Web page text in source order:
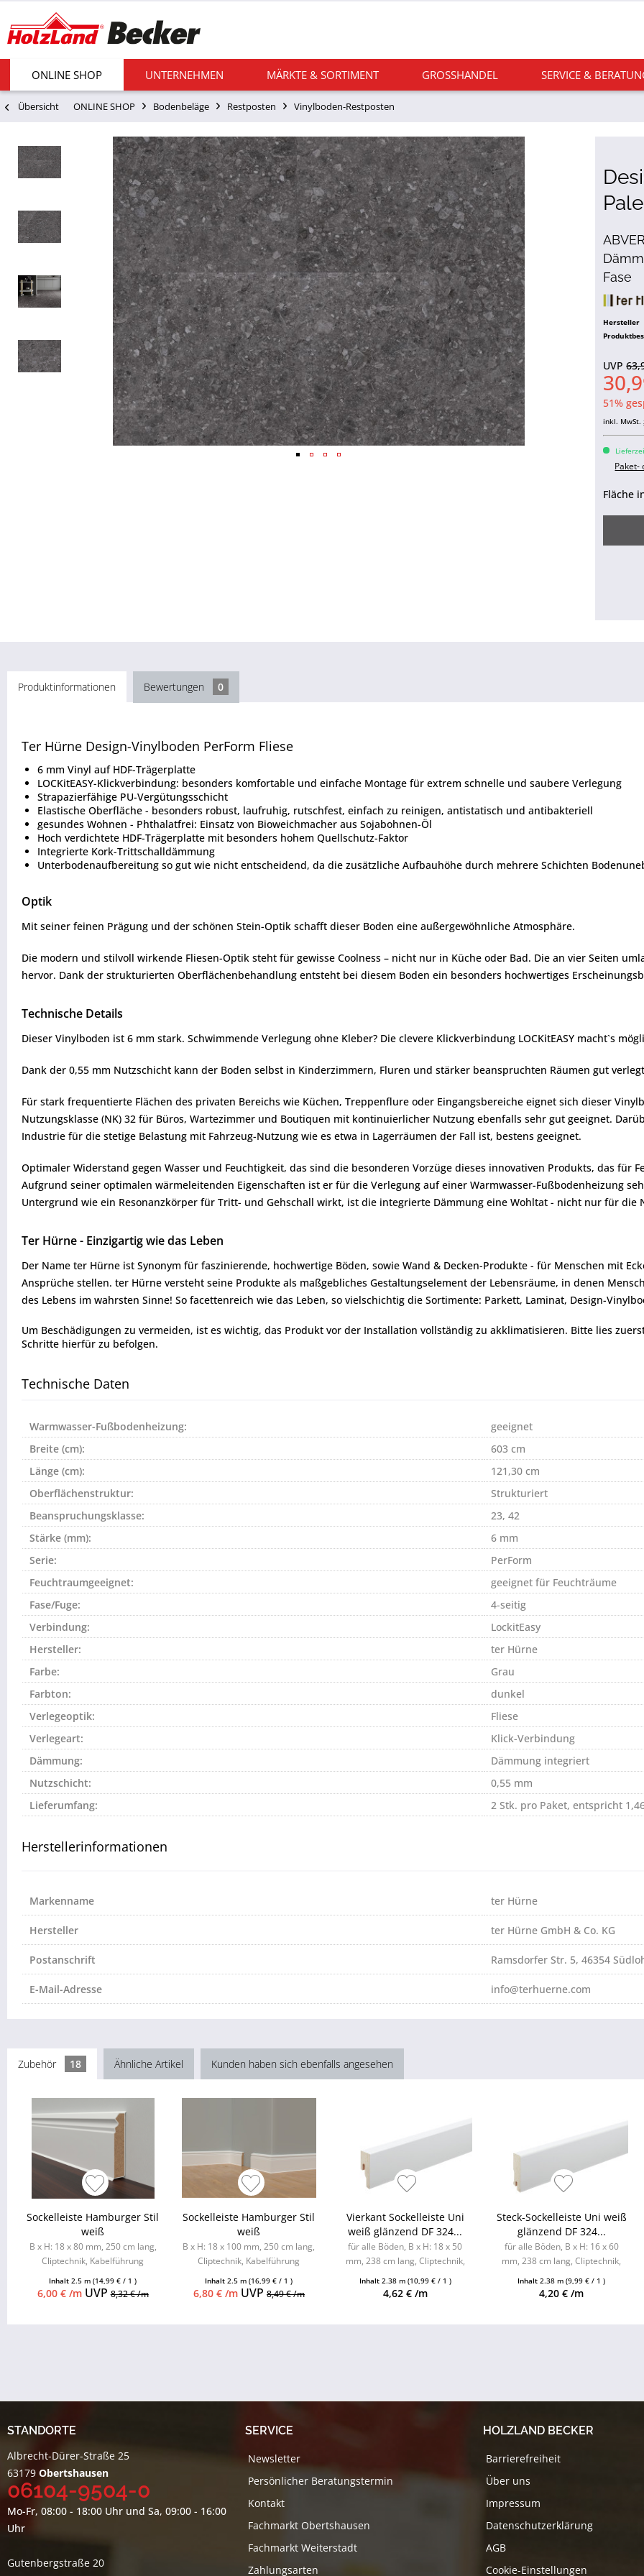
ONLINE SHOP UNTERNEHMEN MÄRKTE & SORTIMENT GROSSHANDEL SERVICE &
Übersicht ONLINE SHOP Bodenbeläge Restposten Vinylboden-Restposten
Fase
Hersteller
UVP
51%
inkl. MwSt.
Paket-
Fläche
Produktinformationen Bewertungen 0
Ter Hürne Design-Vinylboden PerForm Fliese
6 mm Vinyl auf HDF-Trägerplatte
LOCKitEASY-Klickverbindung: besonders komfortable und einfache Montage für extrem schnelle und saubere Verlegung
Strapazierfähige PU-Vergütungsschicht
Elastische Oberfläche - besonders robust, laufruhig, rutschfest, einfach zu reinigen, antistatisch und antibakteriell
gesundes Wohnen - Phthalatfrei: Einsatz von Bioweichmacher aus Sojabohnen-Öl
Hoch verdichtete HDF-Trägerplatte mit besonders hohem Quellschutz-Faktor
Integrierte Kork-Trittschalldämmung
Unterbodenaufbereitung so gut wie nicht entscheidend, da die zusätzliche Aufbauhöhe durch mehrere Schichten
Optik
Mit seiner feinen Prägung und der schönen Stein-Optik schafft dieser Boden eine außergewöhnliche Atmosphäre.
Die modern und stilvoll wirkende Fliesen-Optik steht für gewisse Coolness – nicht nur in Küche oder Bad. Die an vier Seiten
hervor. Dank der strukturierten Oberflächenbehandlung entsteht bei diesem Boden ein besonders hochwertiges
Technische Details
Dieser Vinylboden ist 6 mm stark. Schwimmende Verlegung ohne Kleber? Die clevere Klickverbindung LOCKitEASY macht`s
Dank der 0,55 mm Nutzschicht kann der Boden selbst in Kinderzimmern, Fluren und stärker beanspruchten Räumen gut
Für stark frequentierte Flächen des privaten Bereichs wie Küchen, Treppenflure oder Eingangsbereiche eignet sich dieser
Nutzungsklasse (NK) 32 für Büros, Wartezimmer und Boutiquen mit kontinuierlicher Nutzung ebenfalls sehr gut geeignet.
Industrie für die stetige Belastung mit Fahrzeug-Nutzung wie es etwa in Lagerräumen der Fall ist, bestens geeignet.
Optimaler Widerstand gegen Wasser und Feuchtigkeit, das sind die besonderen Vorzüge dieses innovativen Produkts, das für
Aufgrund seiner optimalen wärmeleitenden Eigenschaften ist er für die Verlegung auf einer Warmwasser-Fußbodenheizung
Untergrund wie ein Resonanzkörper für Tritt- und Gehschall wirkt, ist die integrierte Dämmung eine Wohltat - nicht nur für die
Ter Hürne - Einzigartig wie das Leben
Der Name ter Hürne ist Synonym für faszinierende, hochwertige Böden, sowie Wand & Decken-Produkte - für Menschen mit
Ansprüche stellen. ter Hürne versteht seine Produkte als maßgebliches Gestaltungselement der Lebensräume, in denen
des Lebens im wahrsten Sinne! So facettenreich wie das Leben, so vielschichtig die Sortimente: Parkett, Laminat, Design-
Um Beschädigungen zu vermeiden, ist es wichtig, das Produkt vor der Installation vollständig zu akklimatisieren. Bitte lies
Schritte hierfür zu befolgen.
Technische Daten
Warmwasser-Fußbodenheizung:
geeignet
Breite (cm):
603 cm
Länge (cm):
121,30 cm
Oberflächenstruktur:
Strukturiert
Beanspruchungsklasse:
23, 42
Stärke (mm):
6 mm
Serie:
PerForm
Feuchtraumgeeignet:
geeignet für Feuchträume
Fase/Fuge:
4-seitig
Verbindung:
LockitEasy
Hersteller:
ter Hürne
Farbe:
Grau
Farbton:
dunkel
Verlegeoptik:
Fliese
Verlegeart:
Klick-Verbindung
Dämmung:
Dämmung integriert
Nutzschicht:
0,55 mm
Lieferumfang:
2 Stk. pro Paket, entspricht
Herstellerinformationen
Markenname ter Hürne
Hersteller ter Hürne GmbH & Co. KG
Postanschrift Ramsdorfer Str. 5, 46354
E-Mail-Adresse info@terhuerne.com
Zubehör 18 Ähnliche Artikel Kunden haben sich ebenfalls angesehen
Sockelleiste Hamburger Stil
weiß
B x H: 18 x 80 mm, 250 cm lang,
Cliptechnik, Kabelführung
Zubehör...
Inhalt2.5 m(14,99 € / 1 )
6,00 € /mUVP8,32 € /m
Sockelleiste Hamburger Stil
weiß
B x H: 18 x 100 mm, 250 cm lang,
Cliptechnik, Kabelführung
Zubehör...
Inhalt2.5 m(16,99 € / 1 )
6,80 € /mUVP 8,49 € /m
Vierkant Sockelleiste Uni
weiß glänzend DF 324...
für alle Böden, B x H: 18 x 50
mm, 238 cm lang, Cliptechnik,
erhältlich
Inhalt 2.38 m (10,99 € / 1 )
4,62 € /m
Steck-Sockelleiste Uni weiß
glänzend DF 324...
für alle Böden, B x H: 16 x 60
mm, 238 cm lang, Cliptechnik,
erhältlich
Inhalt2.38 m(9,99 € / 1 )
4,20 € /m
STANDORTE
Albrecht-Dürer-Straße 25
63179 Obertshausen
06104-9504-0
Mo-Fr, 08:00 - 18:00 Uhr und Sa, 09:00 - 16:00
Uhr
Gutenbergstraße 20
SERVICE
Newsletter
Persönlicher Beratungstermin
Kontakt
Fachmarkt Obertshausen
Fachmarkt Weiterstadt
Zahlungsarten
HOLZLAND BECKER
Barrierefreiheit
Über uns
Impressum
Datenschutzerklärung
AGB
Cookie-Einstellungen